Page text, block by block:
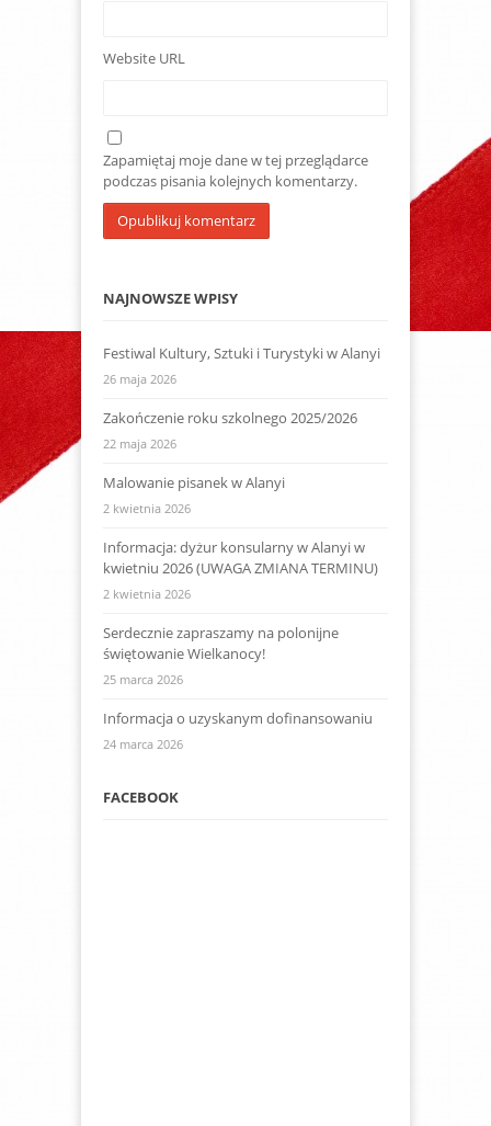
Website URL
Zapamiętaj moje dane w tej przeglądarce
podczas pisania kolejnych komentarzy.
NAJNOWSZE WPISY
Festiwal Kultury, Sztuki i Turystyki w Alanyi
26 maja 2026
Zakończenie roku szkolnego 2025/2026
22 maja 2026
Malowanie pisanek w Alanyi
2 kwietnia 2026
Informacja: dyżur konsularny w Alanyi w
kwietniu 2026 (UWAGA ZMIANA TERMINU)
2 kwietnia 2026
Serdecznie zapraszamy na polonijne
świętowanie Wielkanocy!
25 marca 2026
Informacja o uzyskanym dofinansowaniu
24 marca 2026
FACEBOOK